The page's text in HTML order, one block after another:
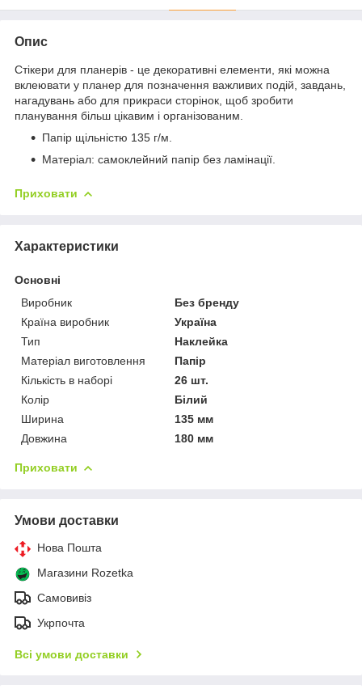
Опис
Стікери для планерів - це декоративні елементи, які можна
вклеювати у планер для позначення важливих подій, завдань,
нагадувань або для прикраси сторінок, щоб зробити
планування більш цікавим і організованим.
Папір щільністю 135 г/м.
Матеріал: самоклейний папір без ламінації.
Приховати
Характеристики
Основні
Виробник
Без бренду
Країна виробник
Україна
Тип
Наклейка
Матеріал виготовлення
Папір
Кількість в наборі
26 шт.
Колір
Білий
Ширина
135 мм
Довжина
180 мм
Приховати
Умови доставки
Нова Пошта
Магазини Rozetka
Самовивіз
Укрпочта
Всі умови доставки